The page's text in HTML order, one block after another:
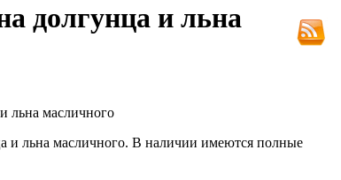
долгунца и льна
льна масличного
и льна масличного. В наличии имеются полные